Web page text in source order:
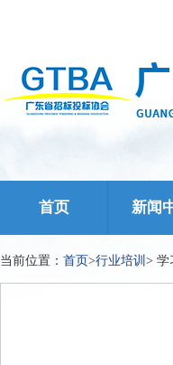
首页 新闻
当前位置： 首页>行业培训 > 学